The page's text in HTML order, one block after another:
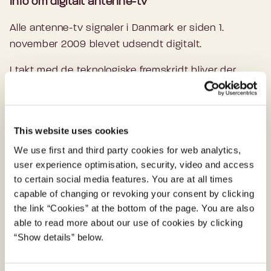
This website uses cookies
We use first and third party cookies for web analytics,
user experience optimisation, security, video and access
to certain social media features. You are at all times
capable of changing or revoking your consent by clicking
the link “Cookies” at the bottom of the page. You are also
able to read more about our use of cookies by clicking
“Show details” below.
Du kan også hente disse 13 områder ned som
filer i KML-format. KML-filer kan f.eks. uden
videre åbnes i programmet Google Earth, hvis
Område
MUX1
TOL-NIB Nord 39 37
THI Midt-Vest 31 22 21
VIB Midt-Vest
HAD-
AAR
Østjylland 24 44 36
HED Syd 41 43 36
VAR Syd 41 32 33
af landsdækkende tvDRogBoxer.
Boxer TV er udpeget til gatekeeper på MUX 2
Alle antenne-tv signaler i Danmark er siden 1.
november 2009 blevet udsendt digitalt.
I takt med de teknologiske fremskridt bliver der
også udviklet forbedrede teknologier til at
teknologierne. Når tv-udbyderne tager nye
teknologier i brug, kan det derfor være nødvendigt
at købe et nyt fjernsyn eller at sætte en ny
modtagerboks til det gamle fjernsyn.
Sendestandarder